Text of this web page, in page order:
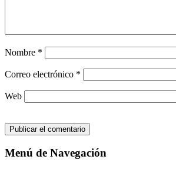
Nombre *
Correo electrónico *
Web
Menú de Navegación